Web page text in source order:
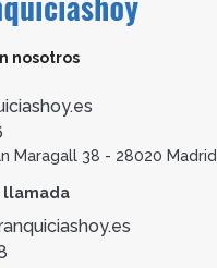
nosotros
Maragall 38 - 28020 Madrid
llamada